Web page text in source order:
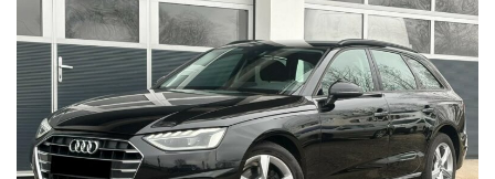
NOUS + SERVICE
CARTE GRISE
QUI SOMMES-
NOUS?
POLITIQUE DE